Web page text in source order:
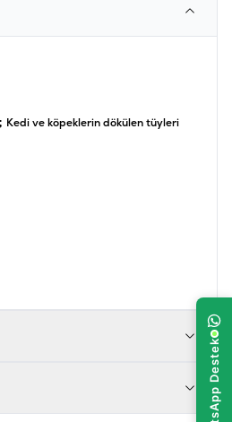
Kedi ve köpeklerin dökülen tüyleri